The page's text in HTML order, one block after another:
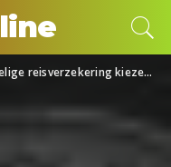
kiezen zonder in te leveren op je dekking